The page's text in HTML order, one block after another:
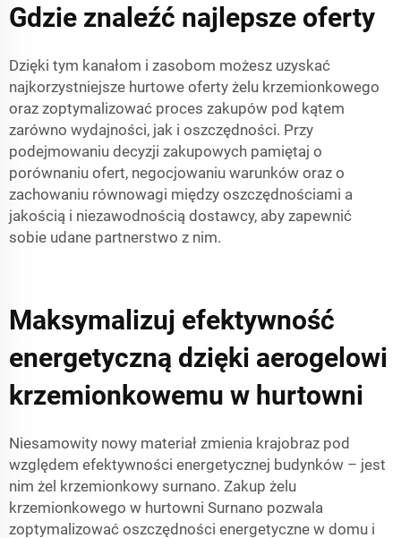
Gdzie znaleźć najlepsze oferty
Dzięki tym kanałom i zasobom możesz uzyskać
najkorzystniejsze hurtowe oferty żelu krzemionkowego
oraz zoptymalizować proces zakupów pod kątem
zarówno wydajności, jak i oszczędności. Przy
podejmowaniu decyzji zakupowych pamiętaj o
porównaniu ofert, negocjowaniu warunków oraz o
zachowaniu równowagi między oszczędnościami a
jakością i niezawodnością dostawcy, aby zapewnić
sobie udane partnerstwo z nim.
Maksymalizuj efektywność
energetyczną dzięki aerogelowi
krzemionkowemu w hurtowni
Niesamowity nowy materiał zmienia krajobraz pod
względem efektywności energetycznej budynków – jest
nim żel krzemionkowy surnano. Zakup żelu
krzemionkowego w hurtowni Surnano pozwala
zoptymalizować oszczędności energetyczne w domu i